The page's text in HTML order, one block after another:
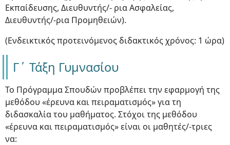
Εκπαίδευσης, Διευθυντής/- ρια Ασφαλείας,
Διευθυντής/-ρια Προμηθειών).
(Ενδεικτικός προτεινόμενος διδακτικός χρόνος: 1 ώρα)
Γ΄ Τάξη Γυμνασίου
Το Πρόγραμμα Σπουδών προβλέπει την εφαρμογή της
μεθόδου «έρευνα και πειραματισμός» για τη
διδασκαλία του μαθήματος. Στόχοι της μεθόδου
«έρευνα και πειραματισμός» είναι οι μαθητές/-τριες
να: